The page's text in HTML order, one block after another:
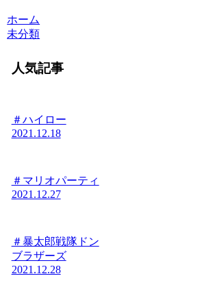
ホーム
未分類
人気記事
＃ハイロー
2021.12.18
＃マリオパーティ
2021.12.27
＃暴太郎戦隊ドン
ブラザーズ
2021.12.28